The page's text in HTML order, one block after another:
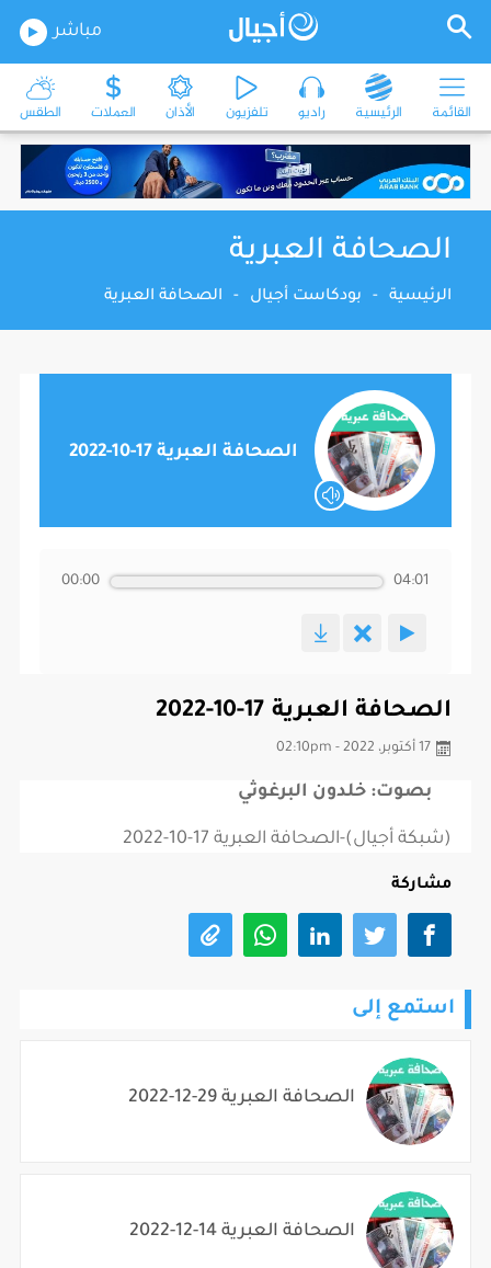
مباشر
القائمة الرئيسية راديو تلفزيون الأذان العملات الطقس
الصحافة العبرية
الرئيسية - بودكاست أجيال - الصحافة العبرية
الصحافة العبرية 17-10-2022
00:00 04:01
الصحافة العبرية 17-10-2022
17 أكتوبر، 2022 - 02:10pm
بصوت: خلدون البرغوثي
(شبكة أجيال)-الصحافة العبرية 17-10-2022
مشاركة
استمع إلى
الصحافة العبرية 29-12-2022
الصحافة العبرية 14-12-2022